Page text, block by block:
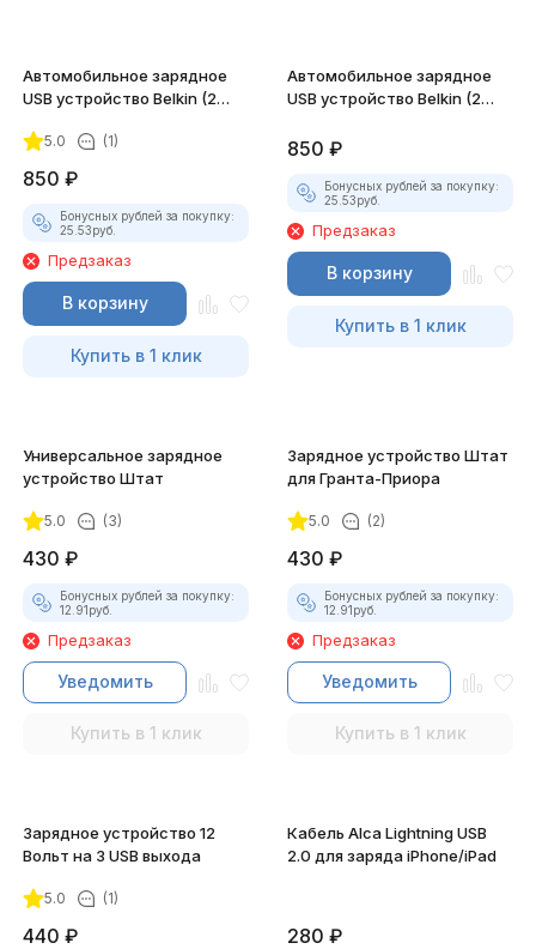
Автомобильное зарядное
USB устройство Belkin (2
iPhone/iPad)
5.0 (1)
850 ₽
Бонусных рублей за покупку:
25.53руб.
Предзаказ
В корзину
Купить в 1 клик
Автомобильное зарядное
USB устройство Belkin (2
USB)
850 ₽
Бонусных рублей за покупку:
25.53руб.
Предзаказ
В корзину
Купить в 1 клик
Универсальное зарядное
устройство Штат
5.0 (3)
430 ₽
Бонусных рублей за покупку:
12.91руб.
Предзаказ
Уведомить
Купить в 1 клик
Зарядное устройство Штат
для Гранта-Приора
5.0 (2)
430 ₽
Бонусных рублей за покупку:
12.91руб.
Предзаказ
Уведомить
Купить в 1 клик
Зарядное устройство 12
Вольт на 3 USB выхода
5.0 (1)
440 ₽
Кабель Alca Lightning USB
2.0 для заряда iPhone/iPad
280 ₽